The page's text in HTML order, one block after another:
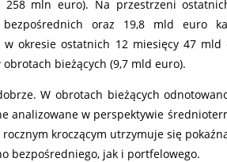
mln euro). Na przestrzeni
oraz 19,8 mld euro
w okresie ostatnich 12 miesięcy 47
bieżących (9,7 mld euro).
W obrotach bieżących
analizowane w perspektywie
kroczącym utrzymuje się
bezpośredniego, jak i portfelowego.